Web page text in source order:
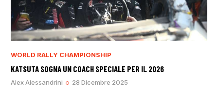
WORLD RALLY CHAMPIONSHIP
KATSUTA SOGNA UN COACH SPECIALE PER IL 2026
Alex Alessandrini 28 Dicembre 2025